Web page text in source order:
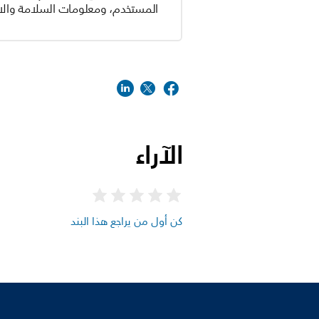
المستخدم، ومعلومات السلامة
الآراء
كن أول من يراجع هذا البند